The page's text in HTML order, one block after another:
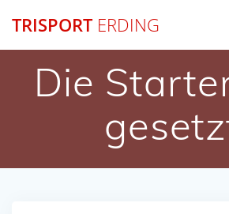
TRISPORTERDING
Die